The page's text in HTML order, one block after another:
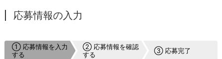
応募情報の入力
① 応募情報を入力
する
② 応募情報を確認
する
③ 応募完了